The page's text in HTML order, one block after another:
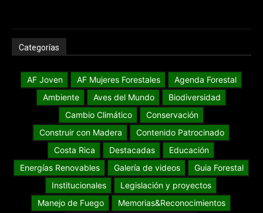
Categorías
AF Joven AF Mujeres Forestales
Agenda Forestal
Ambiente
Aves del Mundo
Biodiversidad
Cambio Climático
Conservación
Construir con Madera
Contenido Patrocinado
Costa Rica
Destacadas
Educación
Energías Renovables
Galería de videos
Guia Forestal
Institucionales
Legislación y proyectos
Manejo de Fuego
Memorias&Reconocimientos